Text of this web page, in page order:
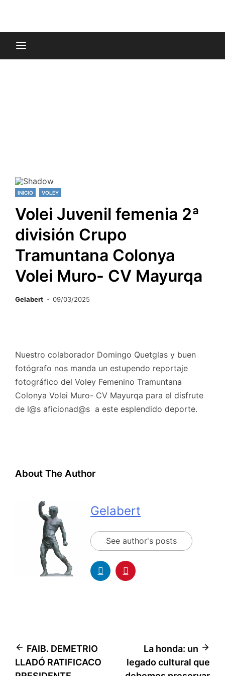
INICIO VOLEY
Volei Juvenil femenia 2ª
división Crupo
Tramuntana Colonya
Volei Muro- CV Mayurqa
Gelabert 09/03/2025
Nuestro colaborador Domingo Quetglas y buen
fotógrafo nos manda un estupendo reportaje
fotográfico del Voley Femenino Tramuntana
Colonya Volei Muro- CV Mayurqa para el disfrute
de l@s aficionad@s a este esplendido deporte.
About The Author
Gelabert
See author's posts
FAIB. DEMETRIO
LLADÓ RATIFICACO
La honda: un
legado cultural que